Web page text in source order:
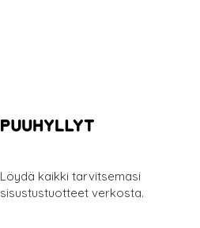
Löydä kaikki tarvitsemasi
sisustustuotteet verkosta.